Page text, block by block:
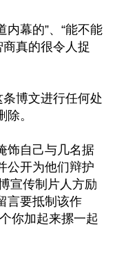
内幕的”、“能不能
商真的很令人捉
博文进行任何处
。
饰自己与几名据
公开为他们辩护
宣传制片人方励
言要抵制该作
你加起来摞一起